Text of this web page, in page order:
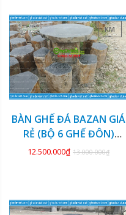
KM
BÀN GHẾ ĐÁ BAZAN GIÁ
RẺ (BỘ 6 GHẾ ĐÔN)
GDBZ-20
12.500.000₫ 13.000.000₫